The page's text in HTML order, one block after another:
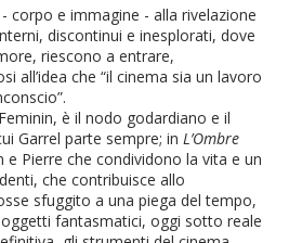
corpo e immagine - alla rivelazione
discontinui e inesplorati, dove
riescono a entrare,
all’idea che “il cinema sia un lavoro
è il nodo godardiano e il
Garrel parte sempre; in L’Ombre
e Pierre che condividono la vita e un
che contribuisce allo
sfuggito a una piega del tempo,
fantasmatici, oggi sotto reale